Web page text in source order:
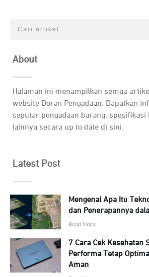
About
Halaman ini menampilkan semua
website Doran Pengadaan. Dapatkan
seputar pengadaan barang, spesifikasi
lainnya secara up to date di sini.
Latest Post
Mengenal Apa Itu
dan Penerapannya
Read More
7 Cara Cek Kesehatan
Performa Tetap
Aman